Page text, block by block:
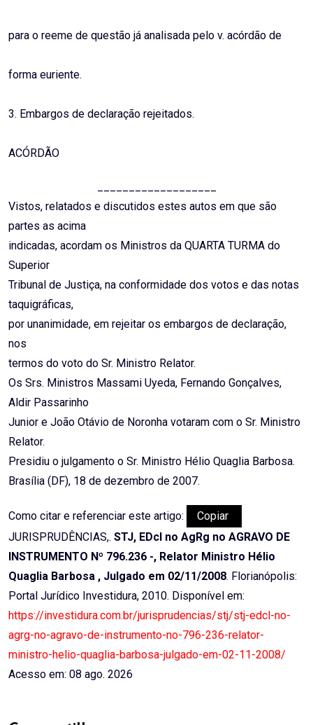
para o reeme de questão já analisada pelo v. acórdão de
forma euriente.
3. Embargos de declaração rejeitados.
ACÓRDÃO
Vistos, relatados e discutidos estes autos em que são
partes as acima
indicadas, acordam os Ministros da QUARTA TURMA do
Superior
Tribunal de Justiça, na conformidade dos votos e das notas
taquigráficas,
por unanimidade, em rejeitar os embargos de declaração,
nos
termos do voto do Sr. Ministro Relator.
Os Srs. Ministros Massami Uyeda, Fernando Gonçalves,
Aldir Passarinho
Junior e João Otávio de Noronha votaram com o Sr. Ministro
Relator.
Presidiu o julgamento o Sr. Ministro Hélio Quaglia Barbosa.
Brasília (DF), 18 de dezembro de 2007.
Como citar e referenciar este artigo:
Copiar
JURISPRUDÊNCIAS,. STJ, EDcl no AgRg no AGRAVO DE
INSTRUMENTO Nº 796.236 -, Relator Ministro Hélio
Quaglia Barbosa , Julgado em 02/11/2008. Florianópolis:
Portal Jurídico Investidura, 2010. Disponível em:
https://investidura.com.br/jurisprudencias/stj/stj-edcl-no-
agrg-no-agravo-de-instrumento-no-796-236-relator-
ministro-helio-quaglia-barbosa-julgado-em-02-11-2008/
Acesso em: 08 ago. 2026